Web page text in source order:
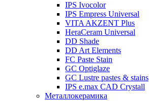
IPS Ivocolor
IPS Empress Universal
VITA AKZENT Plus
HeraCeram Universal
DD Shade
DD Art Elements
FC Paste Stain
GC Optiglaze
GC Lustre pastes & stains
IPS e.max CAD Crystall
Металлокерамика